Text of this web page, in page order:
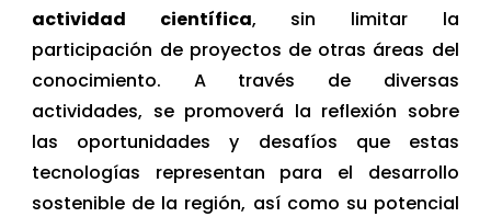
actividad científica, sin limitar la
participación de proyectos de otras áreas del
conocimiento. A través de diversas
actividades, se promoverá la reflexión sobre
las oportunidades y desafíos que estas
tecnologías representan para el desarrollo
sostenible de la región, así como su potencial